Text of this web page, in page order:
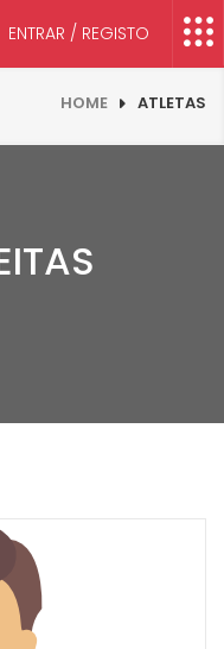
ENTRAR / REGISTO
HOME ATLETAS